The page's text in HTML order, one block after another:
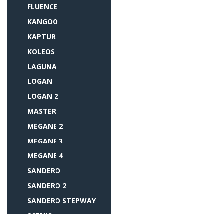
FLUENCE
KANGOO
KAPTUR
KOLEOS
LAGUNA
LOGAN
LOGAN 2
MASTER
MEGANE 2
MEGANE 3
MEGANE 4
SANDERO
SANDERO 2
SANDERO STEPWAY